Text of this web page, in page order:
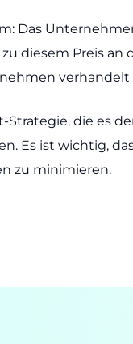
Das
diesem Preis
Strategie, die es
Es ist wichtig,
zu minimieren.